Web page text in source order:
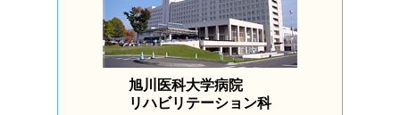
旭川医科大学病院
リハビリテーション科